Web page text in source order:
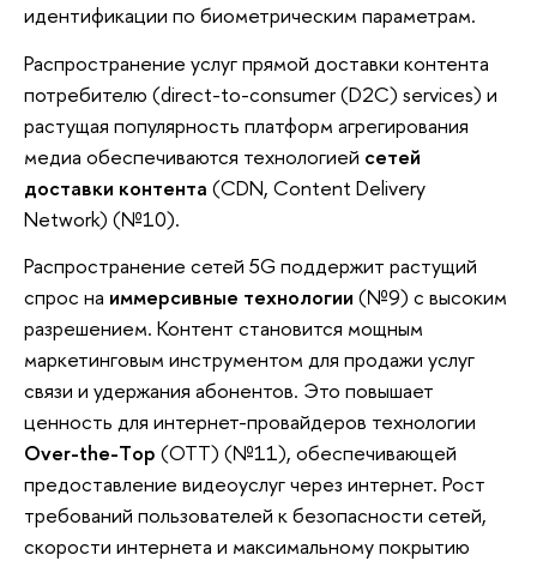
идентификации по биометрическим параметрам.
Распространение услуг прямой доставки контента
потребителю (direct-to-consumer (D2C) services) и
растущая популярность платформ агрегирования
медиа обеспечиваются технологией сетей
доставки контента (CDN, Content Delivery
Network) (№10).
Распространение сетей 5G поддержит растущий
спрос на иммерсивные технологии (№9) с высоким
разрешением. Контент становится мощным
маркетинговым инструментом для продажи услуг
связи и удержания абонентов. Это повышает
ценность для интернет-провайдеров технологии
Оver-the-Тop (ОТТ) (№11), обеспечивающей
предоставление видеоуслуг через интернет. Рост
требований пользователей к безопасности сетей,
скорости интернета и максимальному покрытию